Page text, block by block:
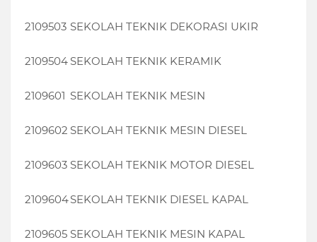
2109503 SEKOLAH TEKNIK DEKORASI UKIR
2109504 SEKOLAH TEKNIK KERAMIK
2109601 SEKOLAH TEKNIK MESIN
2109602 SEKOLAH TEKNIK MESIN DIESEL
2109603 SEKOLAH TEKNIK MOTOR DIESEL
2109604SEKOLAH TEKNIK DIESEL KAPAL
2109605 SEKOLAH TEKNIK MESIN KAPAL